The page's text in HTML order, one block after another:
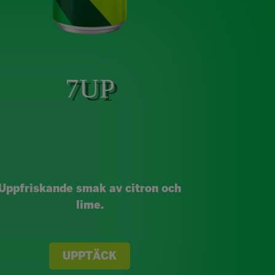
7UP
smak av citron och
lime.
UPPTÄCK